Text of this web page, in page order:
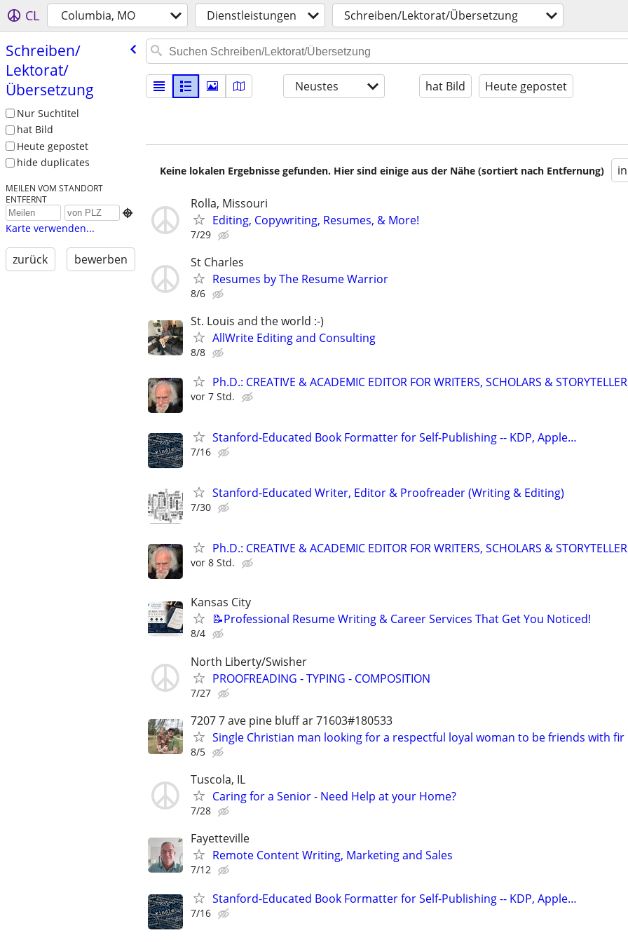
CL Columbia, MO Dienstleistungen Schreiben/Lektorat/Übersetzung
Schreiben/​
Lektorat/​
Übersetzung
Nur Suchtitel
hat Bild
Heute gepostet
hide duplicates
MEILEN VOM STANDORT
ENTFERNT

Karte verwenden...
zurück bewerben
Neustes hat Bild Heute gepostet
Keine lokalen Ergebnisse gefunden. Hier sind einige aus der Nähe (sortiert nach Entfernung)
Rolla, Missouri
Editing, Copywriting, Resumes, & More!
7/29
St Charles
Resumes by The Resume Warrior
8/6
St. Louis and the world :-)
AllWrite Editing and Consulting
8/8
Ph.D.: CREATIVE & ACADEMIC EDITOR FOR WRITERS, SCHOLARS &
vor 7 Std.
Stanford-Educated Book Formatter for Self-Publishing -- KDP, Apple…
7/16
Stanford-Educated Writer, Editor & Proofreader (Writing & Editing)
7/30
Ph.D.: CREATIVE & ACADEMIC EDITOR FOR WRITERS, SCHOLARS &
vor 8 Std.
Kansas City
📝Professional Resume Writing & Career Services That Get You Noticed!
8/4
North Liberty/Swisher
PROOFREADING - TYPING - COMPOSITION
7/27
7207 7 ave pine bluff ar 71603#180533
Single Christian man looking for a respectful loyal woman to be friends with fir
8/5
Tuscola, IL
Caring for a Senior - Need Help at your Home?
7/28
Fayetteville
Remote Content Writing, Marketing and Sales
7/12
Stanford-Educated Book Formatter for Self-Publishing -- KDP, Apple…
7/16